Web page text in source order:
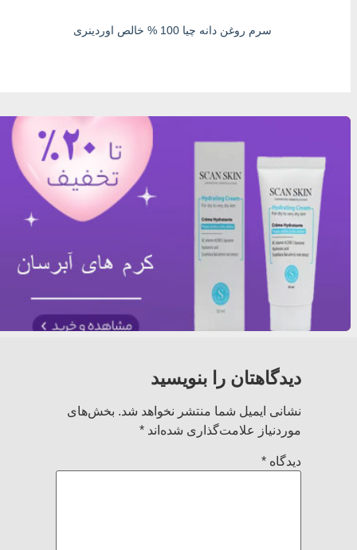
سرم روغن دانه چیا 100 % خالص اوردینری
دیدگاهتان را بنویسید
نشانی ایمیل شما منتشر نخواهد شد. بخش‌های
موردنیاز علامت‌گذاری شده‌اند *
دیدگاه*